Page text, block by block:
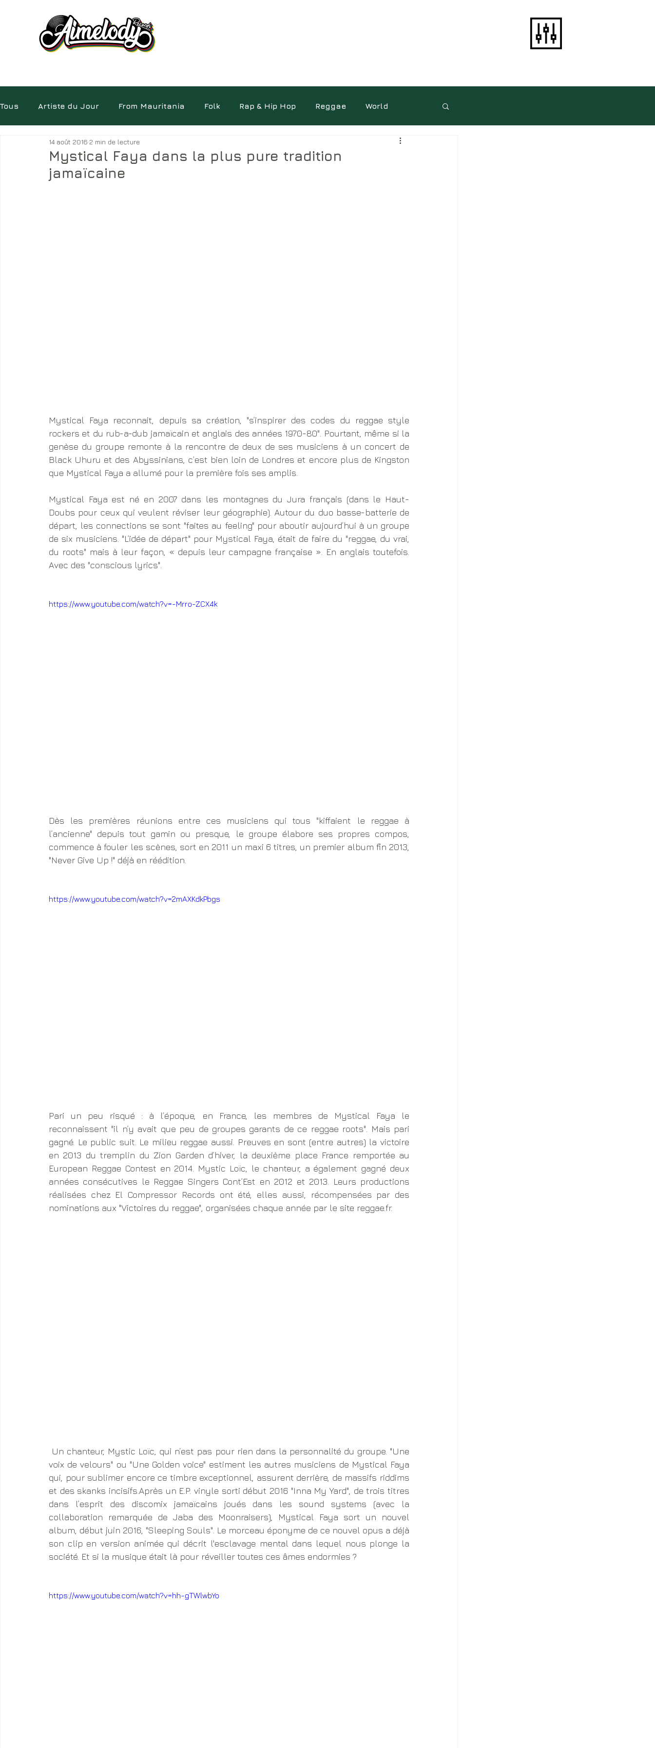
Tous Artiste du Jour From Mauritania Folk Rap & Hip Hop Reggae World
Pépites Album Autres
Mystical Faya dans la plus pure tradition
jamaïcaine
14 août 2016 2 min de lecture
Mystical Faya reconnait, depuis sa création, "s’inspirer des codes du reggae style
rockers et du rub-a-dub jamaïcain et anglais des années 1970-80". Pourtant, même si la
genèse du groupe remonte à la rencontre de deux de ses musiciens à un concert de
Black Uhuru et des Abyssinians, c’est bien loin de Londres et encore plus de Kingston
que Mystical Faya a allumé pour la première fois ses amplis.
Mystical Faya est né en 2007 dans les montagnes du Jura français (dans le Haut-
Doubs pour ceux qui veulent réviser leur géographie). Autour du duo basse-batterie de
départ, les connections se sont "faites au feeling" pour aboutir aujourd’hui à un groupe
de six musiciens. "L’idée de départ" pour Mystical Faya, était de faire du "reggae, du vrai,
du roots" mais à leur façon, « depuis leur campagne française ». En anglais toutefois.
Avec des "conscious lyrics".
https://www.youtube.com/watch?v=-Mrro-ZCX4k
Dès les premières réunions entre ces musiciens qui tous "kiffaient le reggae à
l’ancienne" depuis tout gamin ou presque, le groupe élabore ses propres compos,
commence à fouler les scènes, sort en 2011 un maxi 6 titres, un premier album fin 2013,
"Never Give Up !" déjà en réédition.
https://www.youtube.com/watch?v=2mAXKdkPbgs
Pari un peu risqué : à l’époque, en France, les membres de Mystical Faya le
reconnaissent "il n’y avait que peu de groupes garants de ce reggae roots". Mais pari
gagné. Le public suit. Le milieu reggae aussi. Preuves en sont (entre autres) la victoire
en 2013 du tremplin du Zion Garden d’hiver, la deuxième place France remportée au
European Reggae Contest en 2014. Mystic Loïc, le chanteur, a également gagné deux
années consécutives le Reggae Singers Cont’Est en 2012 et 2013. Leurs productions
réalisées chez El Compressor Records ont été, elles aussi, récompensées par des
nominations aux "Victoires du reggae", organisées chaque année par le site reggae.fr.
voix de velours" ou "Une Golden voice" estiment les autres musiciens de Mystical Faya
qui, pour sublimer encore ce timbre exceptionnel, assurent derrière, de massifs riddims
et des skanks incisifs.Après un E.P. vinyle sorti début 2016 "Inna My Yard", de trois titres
dans l’esprit des discomix jamaïcains joués dans les sound systems (avec la
collaboration remarquée de Jaba des Moonraisers), Mystical Faya sort un nouvel
album, début juin 2016, "Sleeping Souls". Le morceau éponyme de ce nouvel opus a déjà
son clip en version animée qui décrit l'esclavage mental dans lequel nous plonge la
société. Et si la musique était là pour réveiller toutes ces âmes endormies ?
https://www.youtube.com/watch?v=hh-gTWlwbYo